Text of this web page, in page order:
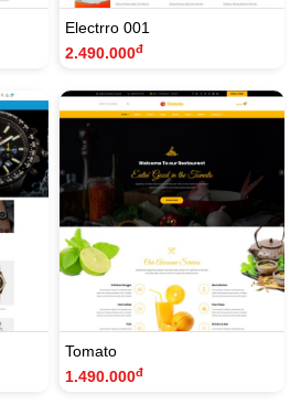
Electrro 001
2.490.000đ
Tomato
1.490.000đ